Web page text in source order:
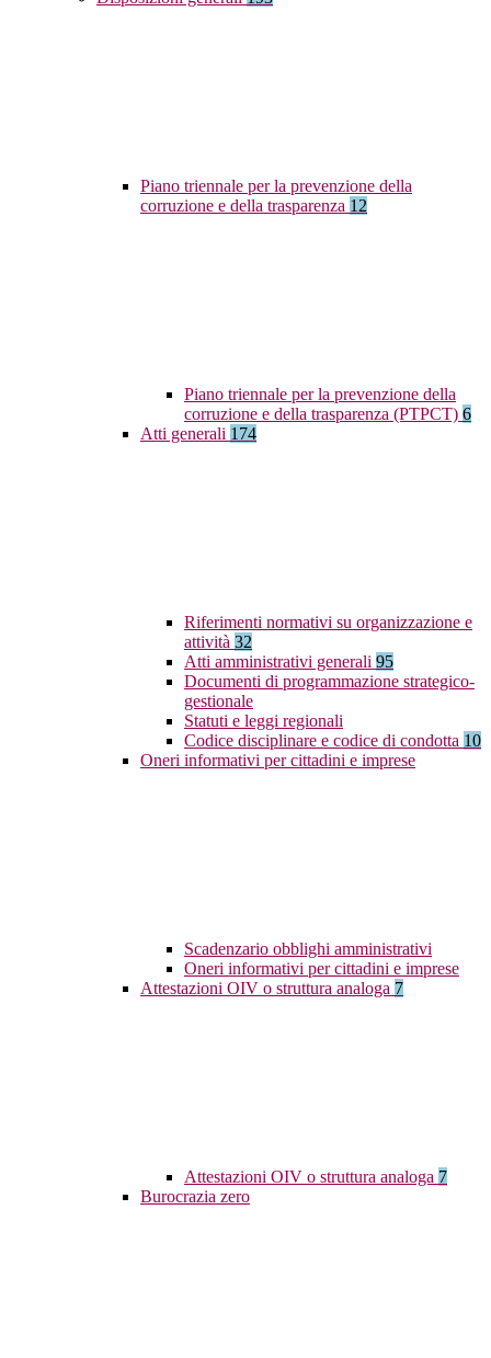
Piano triennale per la prevenzione della
corruzione e della trasparenza 12
Piano triennale per la prevenzione della
corruzione e della trasparenza (PTPCT) 6
Atti generali 174
Riferimenti normativi su organizzazione e
attività 32
Atti amministrativi generali 95
Documenti di programmazione strategico-
gestionale
Statuti e leggi regionali
Codice disciplinare e codice di condotta 10
Oneri informativi per cittadini e imprese
Scadenzario obblighi amministrativi
Oneri informativi per cittadini e imprese
Attestazioni OIV o struttura analoga 7
Attestazioni OIV o struttura analoga 7
Burocrazia zero